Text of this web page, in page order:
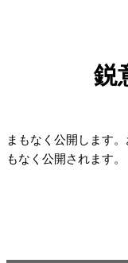
鋭
まもなく公開します
もなく公開されます。